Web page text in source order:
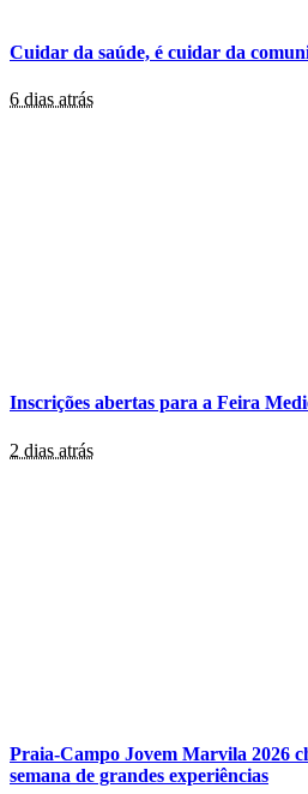
Cuidar da saúde, é cuidar da
6 dias atrás
Inscrições abertas para a Feira
2 dias atrás
Praia-Campo Jovem Marvila 2026
semana de grandes experiências